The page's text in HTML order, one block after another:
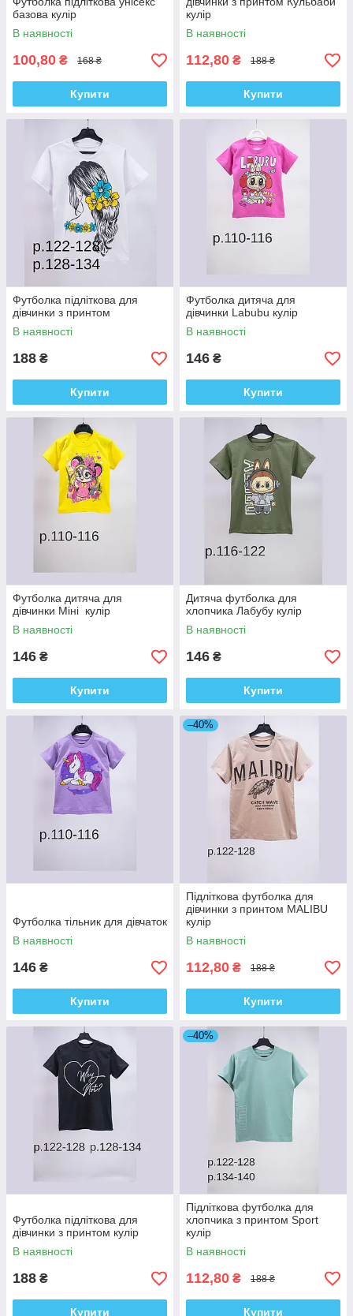
базова кулір
В наявності
100,80 ₴ 168 ₴
Купити
кулір
В наявності
112,80 ₴ 188 ₴
Купити
Футболка підліткова для
дівчинки з принтом
В наявності
188 ₴
Купити
Футболка дитяча для
дівчинки Labubu кулір
В наявності
146 ₴
Купити
Футболка дитяча для
дівчинки Міні кулір
В наявності
146 ₴
Купити
Дитяча футболка для
хлопчика Лабубу кулір
В наявності
146 ₴
Купити
Футболка тільник для дівчаток
В наявності
146 ₴
Купити
–40%
Підліткова футболка для
дівчинки з принтом MALIBU
кулір
В наявності
112,80 ₴ 188 ₴
Купити
Футболка підліткова для
дівчинки з принтом кулір
В наявності
188 ₴
Купити
–40%
Підліткова футболка для
хлопчика з принтом Sport
кулір
В наявності
112,80 ₴ 188 ₴
Купити